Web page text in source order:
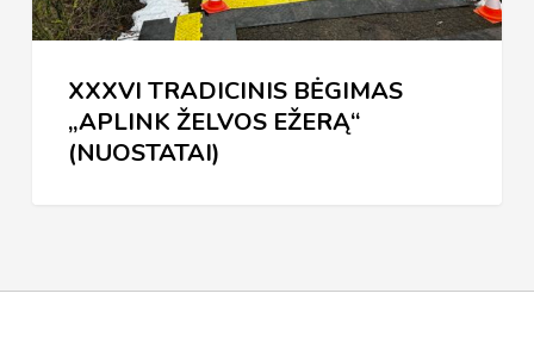
XXXVI TRADICINIS BĖGIMAS
„APLINK ŽELVOS EŽERĄ“
(NUOSTATAI)